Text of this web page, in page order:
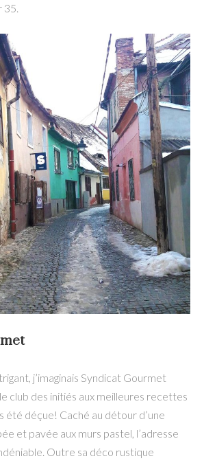
35.
j’imaginais Syndicat Gourmet
club des initiés aux meilleures recettes
été déçue! Caché au détour d’une
et pavée aux murs pastel, l’adresse
Outre sa déco rustique